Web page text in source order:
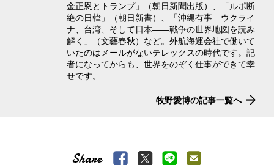
金正恩とトランプ」（朝日新聞出版）、「ルポ断
絶の日韓」（朝日新書）、「沖縄有事 ウクライ
ナ、台湾、そして日本――戦争の世界地図を読み
解く」（文藝春秋）など。外航海運会社で働いて
いたのはメールがないテレックスの時代です。記
者になってからも、世界をのぞく仕事ができて幸
せです。
牧野愛博の記事一覧へ